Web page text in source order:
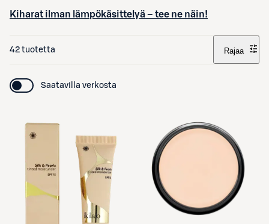
Kiharat ilman lämpökäsittelyä – tee ne näin!
42 tuotetta Rajaa
Saatavilla verkosta